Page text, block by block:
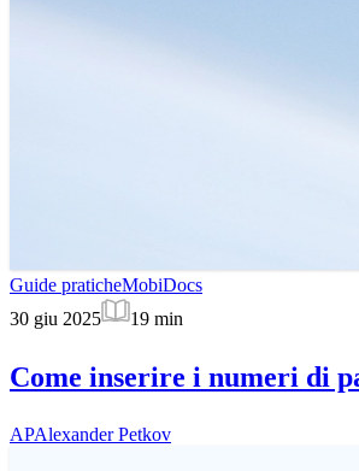
Guide praticheMobiDocs
30 giu 2025
19 min
Come inserire i numeri di
APAlexander Petkov